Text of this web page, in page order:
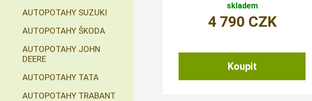
skladem
4 790 CZK
AUTOPOTAHY SUZUKI
AUTOPOTAHY ŠKODA
AUTOPOTAHY JOHN
DEERE
AUTOPOTAHY TATA
AUTOPOTAHY TRABANT